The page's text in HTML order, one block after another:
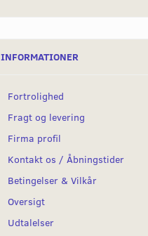
INFORMATIONER
Fortrolighed
Fragt og levering
Firma profil
Kontakt os / Åbningstider
Betingelser & Vilkår
Oversigt
Udtalelser